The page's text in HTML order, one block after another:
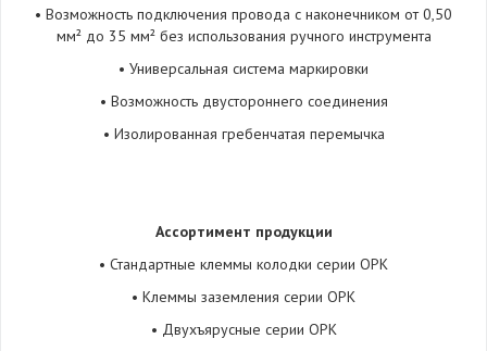
• Возможность подключения провода с наконечником от 0,50
мм² до 35 мм² без использования ручного инструмента
• Универсальная система маркировки
• Возможность двустороннего соединения
• Изолированная гребенчатая перемычка
Ассортимент продукции
• Стандартные клеммы колодки серии ОРК
• Клеммы заземления серии ОРК
• Двухъярусные серии ОРК